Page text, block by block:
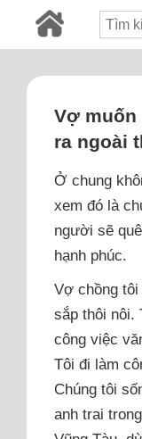
Vợ
ra ngoài
Ở chung
xem đó là
người sẽ
hạnh phúc.
Vợ chồng
sắp thôi nôi.
công việc
Tôi đi làm
Chúng tôi
anh trai